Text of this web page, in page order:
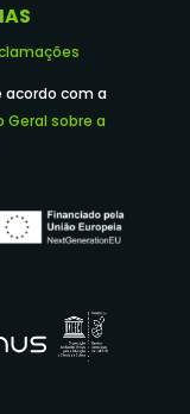
acordo com a
Geral sobre a